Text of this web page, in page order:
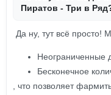
Пиратов - Три в
Да ну, тут всё просто!
Неограниченные
Бесконечное
, что позволяет